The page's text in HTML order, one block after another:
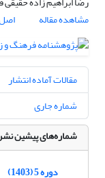
مشاهده مقاله
مقالات آماده انتشار
شماره جاری
شماره‌های پیشین
دوره 5 (1403)